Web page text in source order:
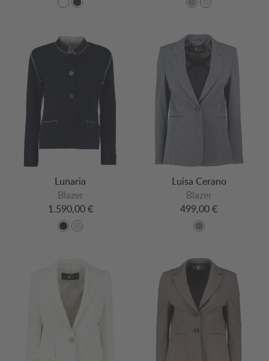
Lunaria
Blazer
1.590,00 €
Luisa Cerano
Blazer
499,00 €